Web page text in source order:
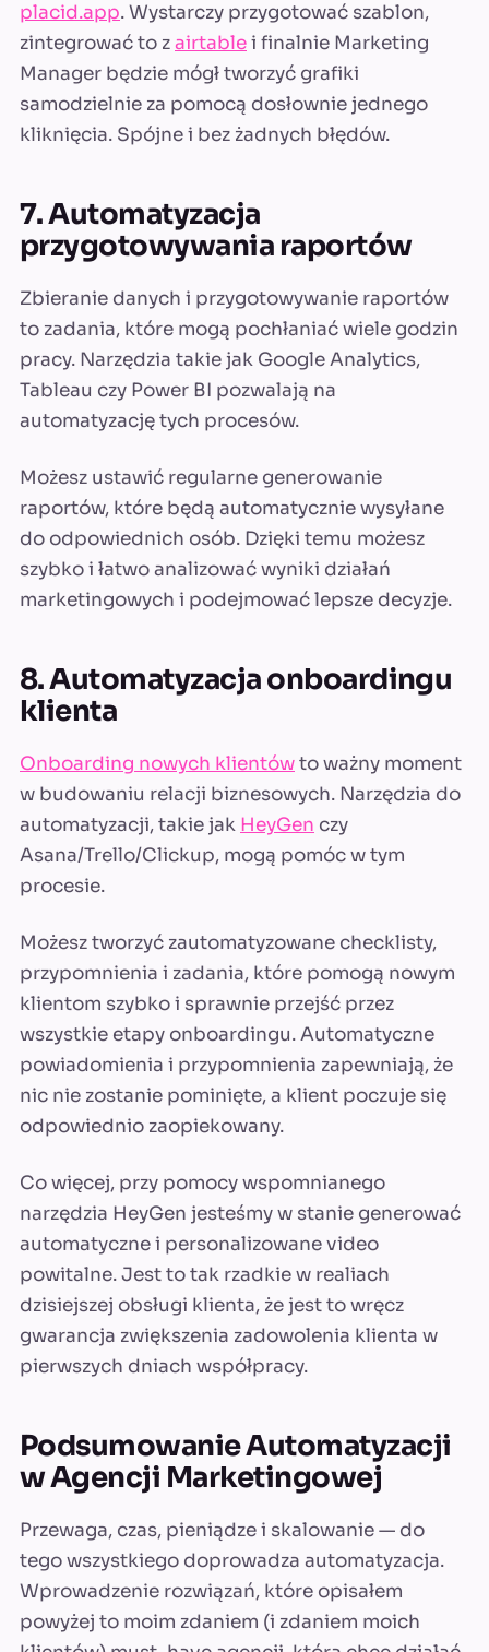
placid.app. Wystarczy przygotować szablon,
zintegrować to zairtablei finalnie Marketing
Manager będzie mógł tworzyć grafiki
samodzielnie za pomocą dosłownie jednego
kliknięcia. Spójne i bez żadnych błędów.
7. Automatyzacja
przygotowywania raportów
Zbieranie danych i przygotowywanie raportów
to zadania, które mogą pochłaniać wiele godzin
pracy. Narzędzia takie jak Google Analytics,
Tableau czy Power BI pozwalają na
automatyzację tych procesów.
Możesz ustawić regularne generowanie
raportów, które będą automatycznie wysyłane
do odpowiednich osób. Dzięki temu możesz
szybko i łatwo analizować wyniki działań
marketingowych i podejmować lepsze decyzje.
8. Automatyzacja onboardingu
klienta
Onboarding nowych klientówto ważny moment
w budowaniu relacji biznesowych. Narzędzia do
automatyzacji, takie jak HeyGen czy
Asana/Trello/Clickup, mogą pomóc w tym
procesie.
Możesz tworzyć zautomatyzowane checklisty,
przypomnienia i zadania, które pomogą nowym
klientom szybko i sprawnie przejść przez
wszystkie etapy onboardingu. Automatyczne
powiadomienia i przypomnienia zapewniają, że
nic nie zostanie pominięte, a klient poczuje się
odpowiednio zaopiekowany.
Co więcej, przy pomocy wspomnianego
narzędzia HeyGen jesteśmy w stanie generować
automatyczne i personalizowane video
powitalne. Jest to tak rzadkie w realiach
dzisiejszej obsługi klienta, że jest to wręcz
gwarancja zwiększenia zadowolenia klienta w
pierwszych dniach współpracy.
Podsumowanie Automatyzacji
w Agencji Marketingowej
Przewaga, czas, pieniądze i skalowanie — do
tego wszystkiego doprowadza automatyzacja.
Wprowadzenie rozwiązań, które opisałem
powyżej to moim zdaniem (i zdaniem moich